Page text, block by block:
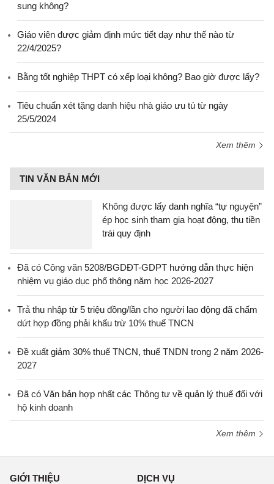
sung không?
Giáo viên được giảm định mức tiết dạy như thế nào từ
22/4/2025?
Bằng tốt nghiệp THPT có xếp loại không? Bao giờ được lấy?
Tiêu chuẩn xét tặng danh hiệu nhà giáo ưu tú từ ngày
25/5/2024
Xem thêm
TIN VĂN BẢN MỚI
Không được lấy danh nghĩa “tự nguyện”
ép học sinh tham gia hoạt động, thu tiền
trái quy định
Đã có Công văn 5208/BGDĐT-GDPT hướng dẫn thực hiện
nhiệm vụ giáo dục phổ thông năm học 2026-2027
Trả thu nhập từ 5 triệu đồng/lần cho người lao động đã chấm
dứt hợp đồng phải khấu trừ 10% thuế TNCN
Đề xuất giảm 30% thuế TNCN, thuế TNDN trong 2 năm 2026-
2027
Đã có Văn bản hợp nhất các Thông tư về quản lý thuế đối với
hộ kinh doanh
Xem thêm
GIỚI THIỆU DỊCH VỤ